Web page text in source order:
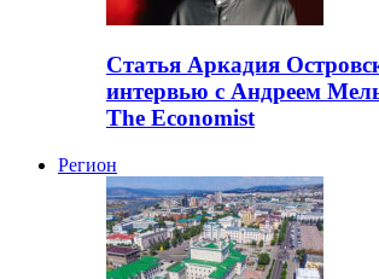
Статья Аркадия
интервью с Андреем
The Economist
Регион